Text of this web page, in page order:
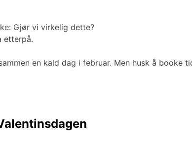
Gjør vi virkelig dette?
etterpå.
en kald dag i februar. Men husk å booke